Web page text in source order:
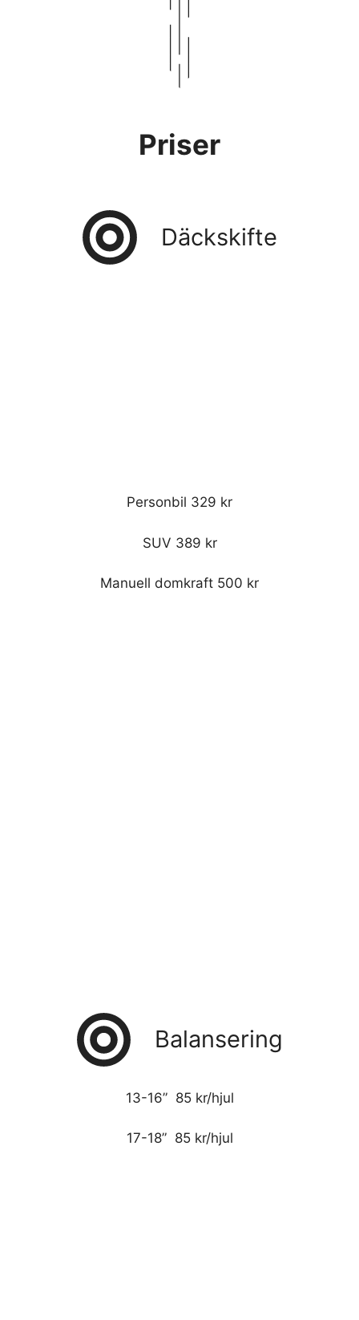
Priser
Däckskifte
Personbil 329 kr
SUV 389 kr
Manuell domkraft 500 kr
Balansering
13-16” 85 kr/hjul
17-18” 85 kr/hjul